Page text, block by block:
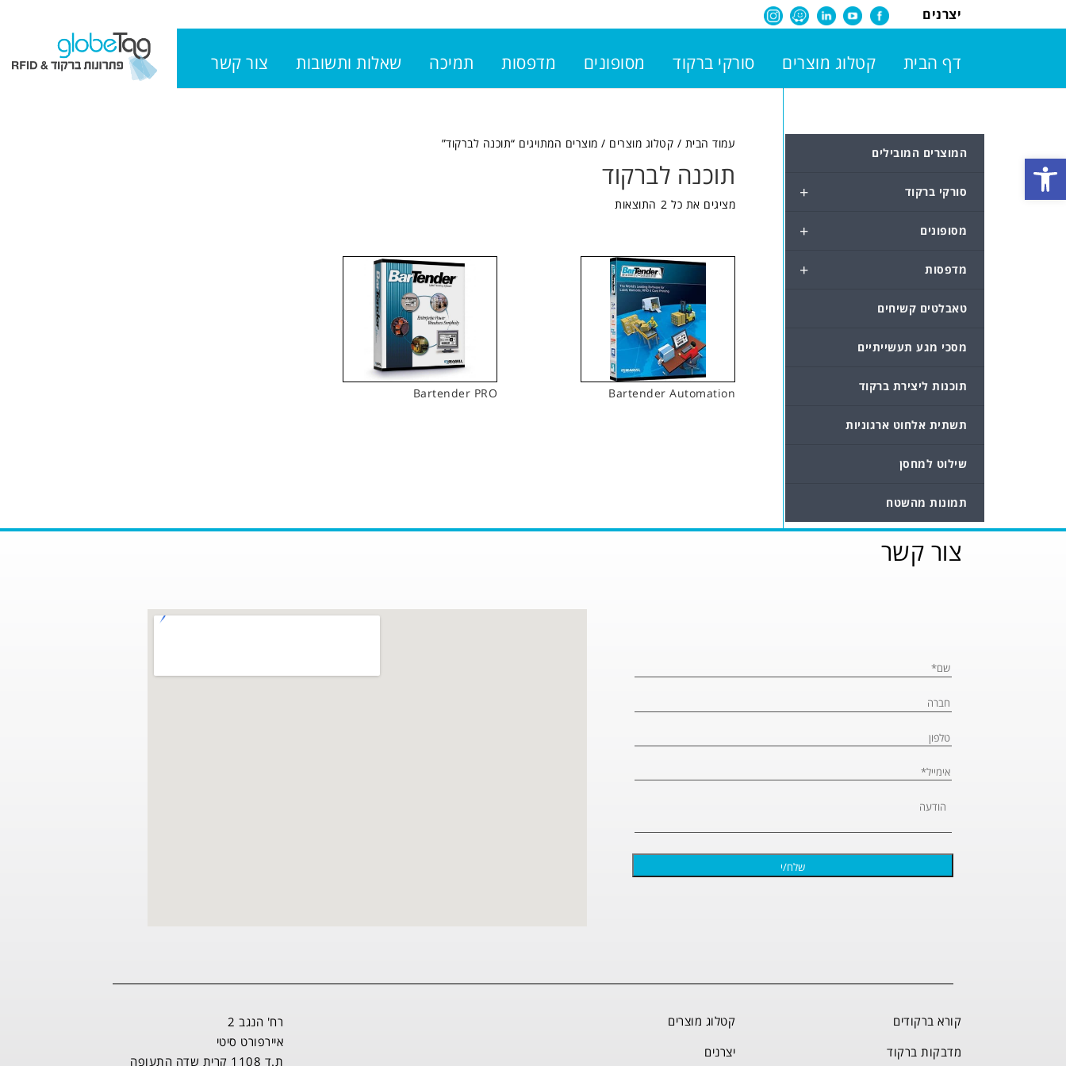
פתח סרגל נגישות
יצרנים
דף הבית קטלוג מוצרים סורקי ברקוד מסופונים מדפסות תמיכה שאלות ותשובות צור קשר
עמוד הבית / קטלוג מוצרים / מוצרים המתויגים “תוכנה לברקוד”
תוכנה לברקוד
מציגים את כל ⁦2⁩ התוצאות
Bartender Automation
Bartender PRO
המוצרים המובילים
+ סורקי ברקוד
+ מסופונים
+ מדפסות
טאבלטים קשיחים
מסכי מגע תעשייתיים
תוכנות ליצירת ברקוד
תשתית אלחוט ארגוניות
שילוט למחסן
תמונות מהשטח
צור קשר
קורא ברקודים
מדבקות ברקוד
קטלוג מוצרים
יצרנים
רח' הנגב 2
איירפורט סיטי
ת.ד 1108 קרית שדה התעופה